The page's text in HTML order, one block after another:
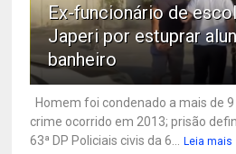
Ex-funcionário de
Japeri por estuprar
banheiro
Homem foi condenado a mais de
crime ocorrido em 2013; prisão
63ª DP Policiais civis da 6...
Leia mais